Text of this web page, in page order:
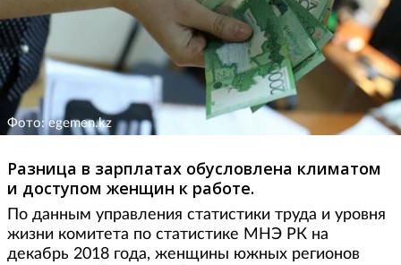
Фото: egemen.kz
Разница в зарплатах обусловлена климатом
и доступом женщин к работе.
По данным управления статистики труда и уровня
жизни комитета по статистике МНЭ РК на
декабрь 2018 года, женщины южных регионов